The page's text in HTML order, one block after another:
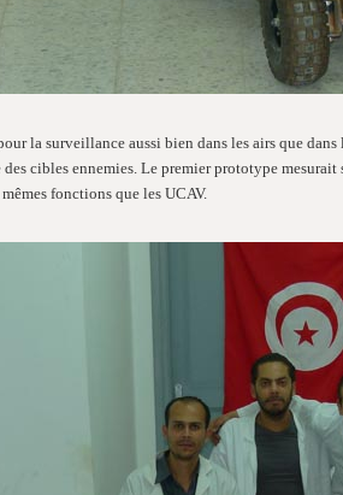
la surveillance aussi bien dans les airs que dans
cibles ennemies. Le premier prototype
fonctions que les UCAV.